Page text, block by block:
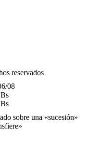
reservados
08
sobre una «sucesión»